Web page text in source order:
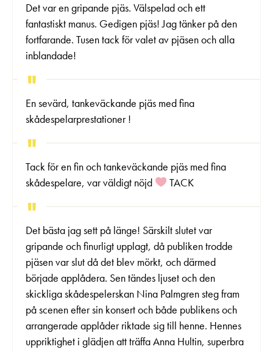
Det var en gripande pjäs. Välspelad och ett
fantastiskt manus. Gedigen pjäs! Jag tänker på den
fortfarande. Tusen tack för valet av pjäsen och alla
inblandade!
En sevärd, tankeväckande pjäs med fina
skådespelarprestationer !
Tack för en fin och tankeväckande pjäs med fina
skådespelare, var väldigt nöjd
TACK
Det bästa jag sett på länge! Särskilt slutet var
gripande och finurligt upplagt, då publiken trodde
pjäsen var slut då det blev mörkt, och därmed
började applådera. Sen tändes ljuset och den
skickliga skådespelerskan Nina Palmgren steg fram
på scenen efter sin konsert och både publikens och
arrangerade applåder riktade sig till henne. Hennes
uppriktighet i glädjen att träffa Anna Hultin, superbra